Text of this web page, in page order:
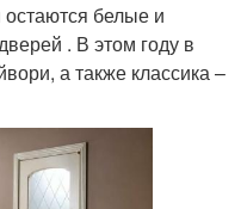
белые и
. В этом году в
а также классика –